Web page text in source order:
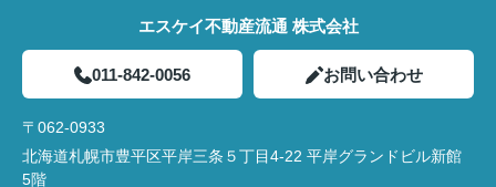
エスケイ不動産流通 株式会社
011-842-0056 お問い合わせ
〒062-0933
北海道札幌市豊平区平岸三条５丁目4-22 平岸グランドビル新館
5階